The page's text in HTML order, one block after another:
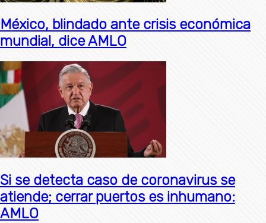
México, blindado ante crisis económica
mundial, dice AMLO
Si se detecta caso de coronavirus se
atiende; cerrar puertos es inhumano:
AMLO